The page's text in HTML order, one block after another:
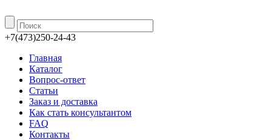
+7(473)250-24-43
Главная
Каталог
Вопрос-ответ
Статьи
Заказ и доставка
Как стать консультантом
FAQ
Контакты